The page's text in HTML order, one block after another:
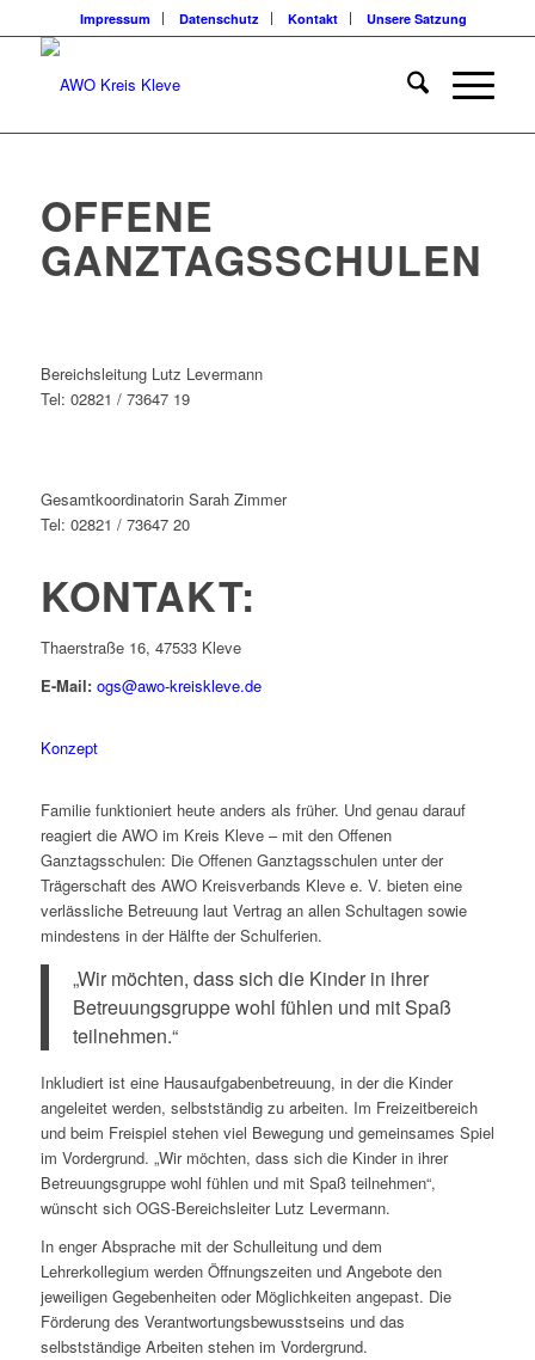
Impressum Datenschutz Kontakt Unsere Satzung
OFFENE
GANZTAGSSCHULEN
Bereichsleitung Lutz Levermann
Tel: 02821 / 73647 19
Gesamtkoordinatorin Sarah Zimmer
Tel: 02821 / 73647 20
KONTAKT:
Thaerstraße 16, 47533 Kleve
E-Mail: ogs@awo-kreiskleve.de
Konzept
Familie funktioniert heute anders als früher. Und genau darauf
reagiert die AWO im Kreis Kleve – mit den Offenen
Ganztagsschulen: Die Offenen Ganztagsschulen unter der
Trägerschaft des AWO Kreisverbands Kleve e. V. bieten eine
verlässliche Betreuung laut Vertrag an allen Schultagen sowie
mindestens in der Hälfte der Schulferien.
„Wir möchten, dass sich die Kinder in ihrer
Betreuungsgruppe wohl fühlen und mit Spaß
teilnehmen.“
Inkludiert ist eine Hausaufgabenbetreuung, in der die Kinder
angeleitet werden, selbstständig zu arbeiten. Im Freizeitbereich
und beim Freispiel stehen viel Bewegung und gemeinsames Spiel
im Vordergrund. „Wir möchten, dass sich die Kinder in ihrer
Betreuungsgruppe wohl fühlen und mit Spaß teilnehmen“,
wünscht sich OGS-Bereichsleiter Lutz Levermann.
In enger Absprache mit der Schulleitung und dem
Lehrerkollegium werden Öffnungszeiten und Angebote den
jeweiligen Gegebenheiten oder Möglichkeiten angepast. Die
Förderung des Verantwortungsbewusstseins und das
selbstständige Arbeiten stehen im Vordergrund.